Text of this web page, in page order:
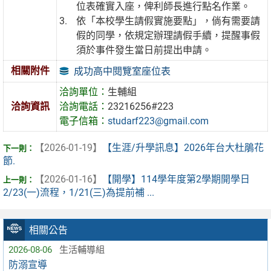
相關公告
2026-08-06 生活輔導組
防溺宣導
位表確實入座，俾利師長進行點名作業。
依「本校學生請假實施要點」，倘有需要請
假的同學，依規定辦理請假手續，提醒事假
須於事件發生當日前提出申請。
相關附件
成功高中閱覽室座位表
洽詢資訊
洽詢單位： 生輔組
洽詢電話：23216256#223
電子信箱：studarf223@gmail.com
【2026-01-19】
【生涯/升學訊息】2026年台大杜鵑花
節.
【2026-01-16】
【開學】114學年度第2學期開學日
2/23(一)流程，1/21(三)為提前補 ...